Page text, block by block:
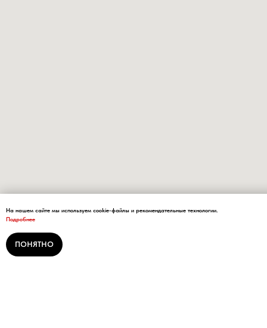
На нашем сайте мы используем cookie-файлы и рекомендательные технологии.
Подробнее
ПОНЯТНО